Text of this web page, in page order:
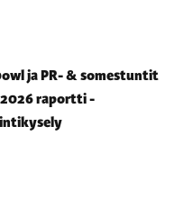
ja PR- & somestuntit
raportti -